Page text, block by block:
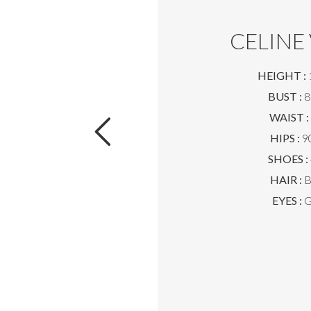
CELINE
HEIGHT :
BUST :
WAIST :
HIPS :
SHOES :
HAIR :
EYES :